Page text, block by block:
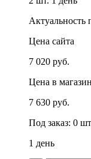
Актуальность
Цена сайта
7 020 руб.
Цена в
7 630 руб.
Под заказ: 0
1 день